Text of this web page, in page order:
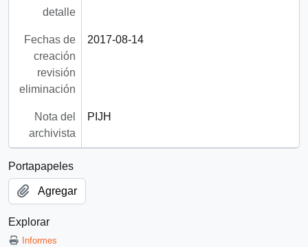
detalle
Fechas de
creación
revisión
eliminación
2017-08-14
Nota del
archivista
PIJH
Portapapeles
Agregar
Explorar
Informes